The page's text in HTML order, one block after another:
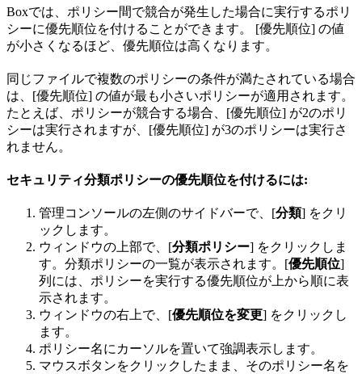
Boxでは、ポリシー間で競合が発生した場合に実行するポリ
シーに優先順位を付けることができます。 [優先順位] の値
が小さくなるほど、優先順位は高くなります。
同じファイルで複数のポリシーの条件が満たされている場合
は、[優先順位] の値が最も小さいポリシーが適用されます。
たとえば、ポリシーが競合する場合、[優先順位] が2のポリ
シーは実行されますが、[優先順位] が3のポリシーは実行さ
れません。
セキュリティ分類ポリシーの優先順位を付けるには:
管理コンソールの左側のサイドバーで、[分類] をクリ
ックします。
ウィンドウの上部で、[分類ポリシー] をクリックしま
す。分類ポリシーの一覧が表示されます。[優先順位]
列には、ポリシーを実行する優先順位が上から順に表
示されます。
ウィンドウの右上で、[優先順位を変更] をクリックし
ます。
ポリシー名にカーソルを置いて強調表示します。
マウスボタンをクリックしたまま、そのポリシー名を